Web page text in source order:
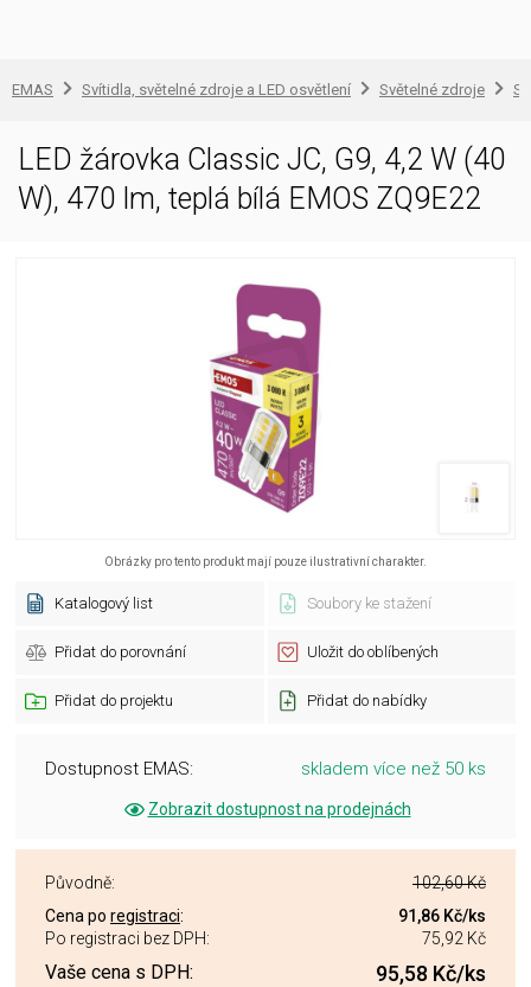
EMAS Svítidla, světelné zdroje a LED osvětlení Světelné zdroje
LED žárovka Classic JC, G9, 4,2 W (40
W), 470 lm, teplá bílá EMOS ZQ9E22
Obrázky pro tento produkt mají pouze ilustrativní charakter.
Katalogový list Soubory ke stažení
Přidat do porovnání Uložit do oblíbených
Přidat do projektu Přidat do nabídky
Dostupnost EMAS: skladem více než 50 ks
Zobrazit dostupnost na prodejnách
Původně:
102,60 Kč
Cena po registraci: 91,86 Kč/ks
Po registraci bez DPH:
75,92 Kč
Vaše cena s DPH: 95,58 Kč/ks